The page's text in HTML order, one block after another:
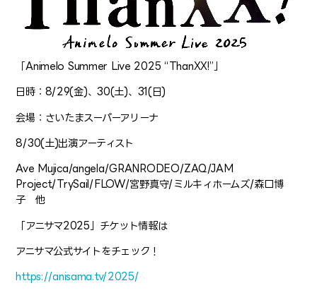
「Animelo Summer Live 2025 “ThanXX!”」
日時：8/29(金)、30(土)、31(日)
会場：さいたまスーパーアリーナ
8/30(土)出演アーティスト
Ave Mujica/angela/GRANRODEO/ZAQ/JAM
Project/TrySail/FLOW/宮野真守/ミルキィホームズ/森口博
子 他
「アニサマ2025」チケット情報は
アニサマ公式サイトをチェック！
https://anisama.tv/2025/